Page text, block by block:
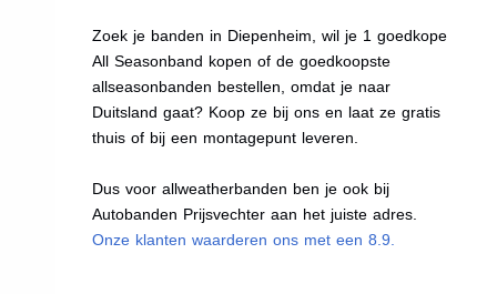
Zoek je banden in Diepenheim, wil je 1 goedkope
All Seasonband kopen of de goedkoopste
allseasonbanden bestellen, omdat je naar
Duitsland gaat? Koop ze bij ons en laat ze gratis
thuis of bij een montagepunt leveren.
Dus voor allweatherbanden ben je ook bij
Autobanden Prijsvechter aan het juiste adres.
Onze klanten waarderen ons met een 8.9.